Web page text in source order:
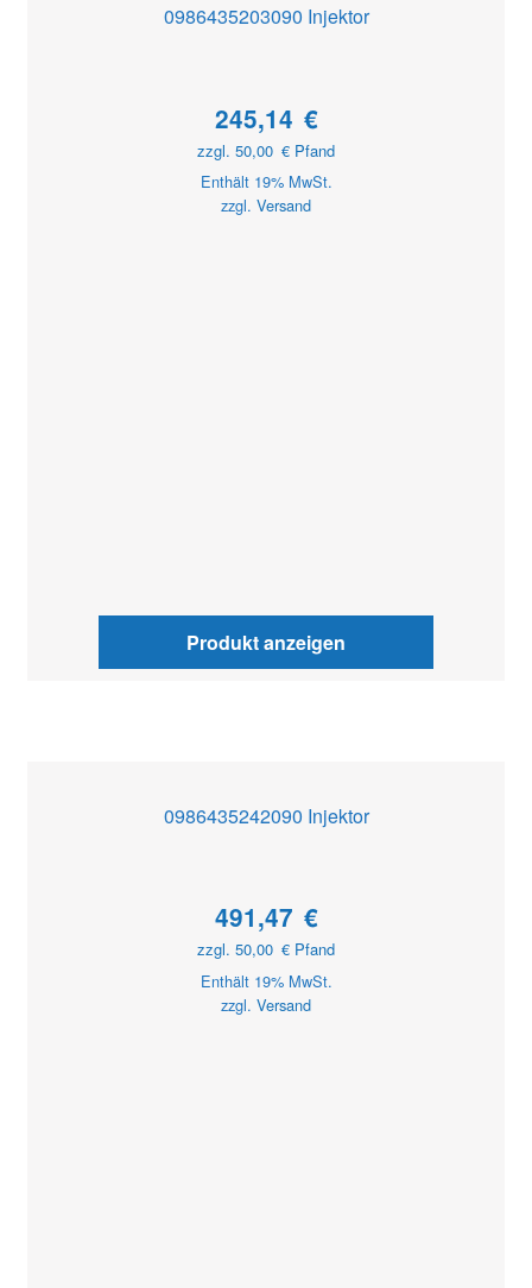
0986435203090 Injektor
245,14 €
zzgl. 50,00 € Pfand
Enthält 19% MwSt.
zzgl. Versand
Produkt anzeigen
0986435242090 Injektor
491,47 €
zzgl. 50,00 € Pfand
Enthält 19% MwSt.
zzgl. Versand